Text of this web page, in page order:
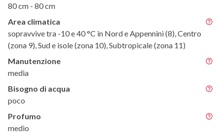
80 cm - 80 cm
Area climatica
sopravvive tra -10 e 40 °C in Nord e Appennini (8), Centro
(zona 9), Sud e isole (zona 10), Subtropicale (zona 11)
Manutenzione
media
Bisogno di acqua
poco
Profumo
medio